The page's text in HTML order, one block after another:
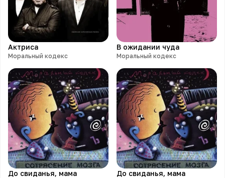
Актриса
Моральный кодекс
В ожидании чуда
Моральный кодекс
До свиданья, мама До свиданья, мама